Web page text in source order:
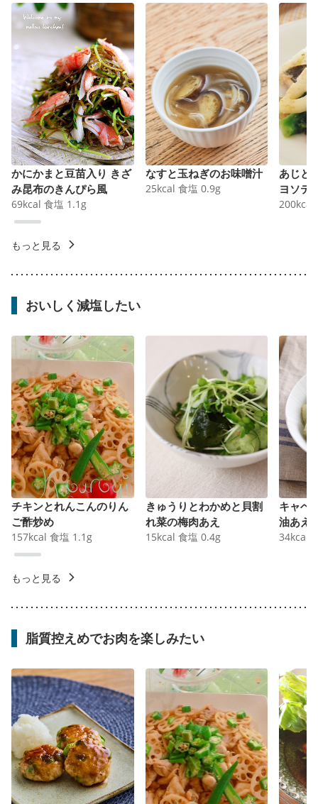
かにかまと豆苗入り きざ
み昆布のきんぴら風
69kcal 食塩 1.1 g
なすと玉ねぎのお味噌汁
25kcal 食塩 0.9g
あじと
ヨソテ
200kcal
もっと見る
おいしく減塩したい
チキンとれんこんのりん
ご酢炒め
157kcal 食塩 1.1 g
きゅうりとわかめと貝割
れ菜の梅肉あえ
15kcal 食塩 0.4g
キャベ
油あえ
34kcal
もっと見る
脂質控えめでお肉を楽しみたい